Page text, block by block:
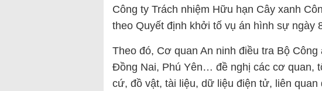
Công ty Trách nhiệm Hữu hạn Cây xanh
theo Quyết định khởi tố vụ án hình sự ngày
Theo đó, Cơ quan An ninh điều tra Bộ
Đồng Nai, Phú Yên… đề nghị các cơ quan,
cứ, đồ vật, tài liệu, dữ liệu điện tử, liên